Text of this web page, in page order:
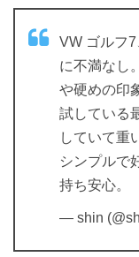
VW ゴルフ
に不満なし
や硬めの印
試している
していて重
シンプルで
持ち安心。
— shin